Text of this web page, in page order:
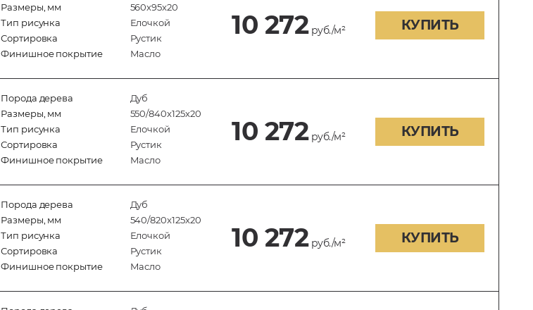
Размеры, мм
560x95x20
Тип рисунка
Елочкой
Сортировка
Рустик
Финишное покрытие
Масло
10 272руб./м² КУПИТЬ
Порода дерева
Дуб
Размеры, мм
550/840x125x20
Тип рисунка
Елочкой
Сортировка
Рустик
Финишное покрытие
Масло
10 272руб./м² КУПИТЬ
Порода дерева
Дуб
Размеры, мм
540/820x125x20
Тип рисунка
Елочкой
Сортировка
Рустик
Финишное покрытие
Масло
10 272руб./м² КУПИТЬ